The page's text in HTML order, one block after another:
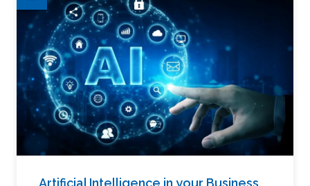
Artificial Intelligence in your Business